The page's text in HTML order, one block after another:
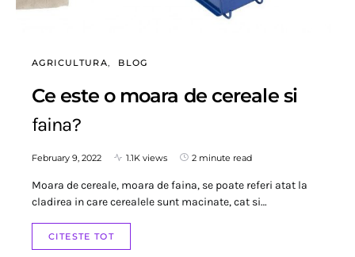
AGRICULTURA BLOG
Ce este o moara de cereale si
faina?
February 9, 2022 1.1K views 2 minute read
Moara de cereale, moara de faina, se poate referi atat la
cladirea in care cerealele sunt macinate, cat si…
CITESTE TOT